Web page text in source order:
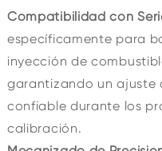
Compatibilidad con
específicamente para
inyección de
garantizando un ajuste
confiable durante los
calibración.